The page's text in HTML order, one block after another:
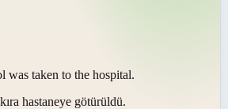
was taken to the hospital.
hastaneye götürüldü.